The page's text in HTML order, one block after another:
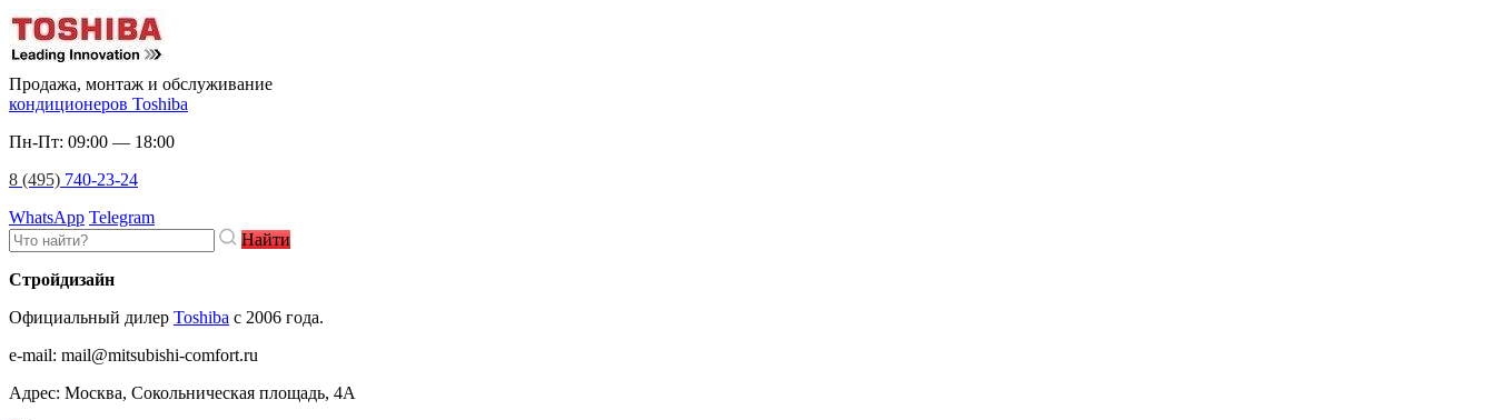
Продажа, монтаж и обслуживание
кондиционеров Toshiba
Пн-Пт: 09:00 — 18:00
8 (495) 740-23-24
WhatsApp Telegram
Найти
Стройдизайн
Официальный дилер Toshiba c 2006 года.
e-mail: mail@mitsubishi-comfort.ru
Адрес: Москва, Сокольническая площадь, 4А